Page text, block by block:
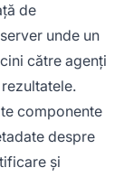
de
unde un
către agenți
componente
despre
și